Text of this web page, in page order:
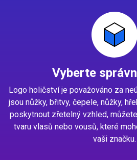
Vyberte
Logo holičství je považováno za
jsou nůžky, břitvy, čepele, nůžky,
poskytnout zřetelný vzhled,
tvaru vlasů nebo vousů, které
vaši značku.